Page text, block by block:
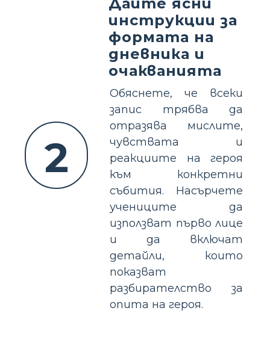
2
инструкции за
формата на
дневника и
очакванията
Обяснете, че всеки
запис трябва да
отразява мислите,
чувствата и
реакциите на героя
към конкретни
събития. Насърчете
учениците да
използват първо лице
и да включат
детайли, които
показват
разбирателство за
опита на героя.